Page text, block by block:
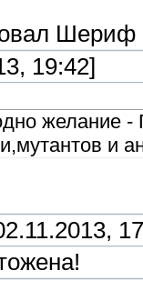
Шериф
19:42]
желание -
и